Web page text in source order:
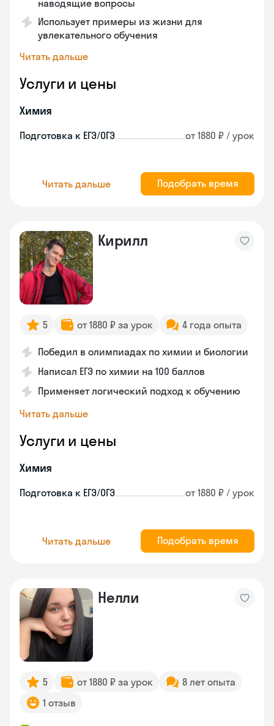
наводящие вопросы
Использует примеры из жизни для
увлекательного обучения
Читать дальше
Услуги и цены
Химия
Подготовка к ЕГЭ/ОГЭ от 1880 ₽ / урок
Читать дальше Подобрать время
Кирилл
5 от 1880 ₽ за урок 4 года опыта
Победил в олимпиадах по химии и биологии
Написал ЕГЭ по химии на 100 баллов
Применяет логический подход к обучению
Читать дальше
Услуги и цены
Химия
Подготовка к ЕГЭ/ОГЭ от 1880 ₽ / урок
Читать дальше Подобрать время
Нелли
5 от 1880 ₽ за урок
8 лет опыта
1 отзыв